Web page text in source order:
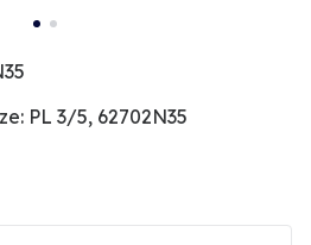
PL 3/5, 62702N35